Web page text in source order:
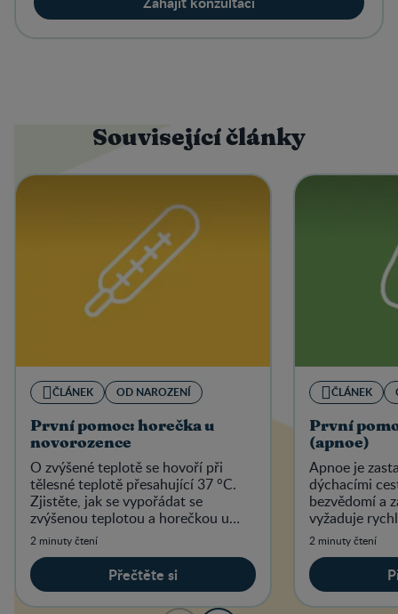
Související články
ČLÁNEK OD NAROZENÍ
První pomoc: horečka u
novorozence
O zvýšené teplotě se hovoří při
tělesné teplotě přesahující 37 °C.
Zjistěte, jak se vypořádat se
zvýšenou teplotou a horečkou u
novorozence.
2 minuty čtení
Přečtěte si
ČLÁNEK
První
(apnoe)
Apnoe je
dýchacími
bezvědomí a
vyžaduje
2 minuty čtení